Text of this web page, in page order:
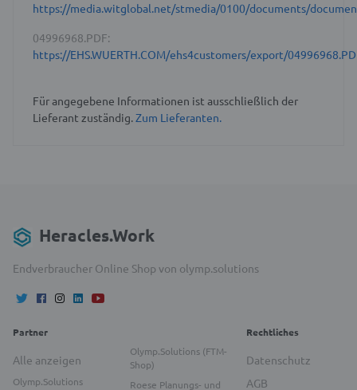
https://media.witglobal.net/stmedia/0100/documents/
04996968.PDF:
https://EHS.WUERTH.COM/ehs4customers/export/
Für angegebene Informationen ist ausschließlich der
Lieferant zuständig.Zum Lieferanten.
Heracles.Work
Endverbraucher Online Shop von olymp.solutions
Partner
Alle anzeigen
Olymp.Solutions
Olymp.Solutions (FTM-
Shop)
Roese Planungs- und
Rechtliches
Datenschutz
AGB